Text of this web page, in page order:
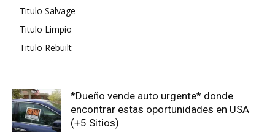
Titulo Salvage
Titulo Limpio
Titulo Rebuilt
*Dueño vende auto urgente* donde
encontrar estas oportunidades en USA
(+5 Sitios)